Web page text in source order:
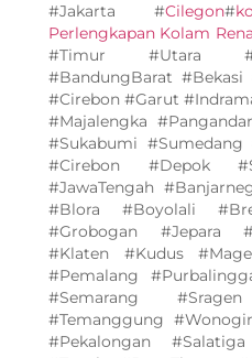
#Jakarta #Cilegon#
Perlengkapan Kolam
#Timur #Utara
#BandungBarat
#Cirebon #Garut
#Majalengka
#Sukabumi
#Cirebon #Depok
#JawaTengah
#Blora #Boyolali
#Grobogan #Jepara
#Klaten #Kudus
#Pemalang
#Semarang
#Temanggung
#Pekalongan